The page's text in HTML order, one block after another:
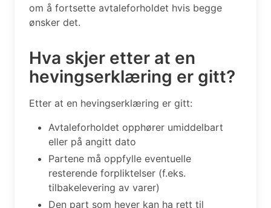
om å fortsette avtaleforholdet hvis begge
ønsker det.
Hva skjer etter at en
hevingserklæring er gitt?
Etter at en hevingserklæring er gitt:
Avtaleforholdet opphører umiddelbart
eller på angitt dato
Partene må oppfylle eventuelle
resterende forpliktelser (f.eks.
tilbakelevering av varer)
Den part som hever kan ha rett til